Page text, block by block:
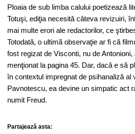
Ploaia de sub limba calului poetizează
Totuşi, ediţia necesită câteva revizuiri,
mai multe erori ale redactorilor, ce
Totodată, o ultimã observaţie ar fi că
fost regizat de Visconti, nu de
menţionat la pagina 45. Dar, dacă e să
în contextul impregnat de psihanaliză al
Pavnotescu, ea devine un simpatic act
numit Freud.
Partajează asta: